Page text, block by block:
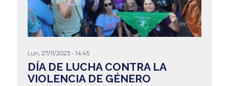
Lun, 27/11/2023 - 14:45
DÍA DE LUCHA CONTRA LA
VIOLENCIA DE GÉNERO